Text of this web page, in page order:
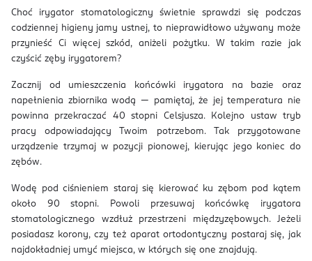
Choć irygator stomatologiczny świetnie sprawdzi się podczas
codziennej higieny jamy ustnej, to nieprawidłowo używany może
przynieść Ci więcej szkód, aniżeli pożytku. W takim razie jak
czyścić zęby irygatorem?
Zacznij od umieszczenia końcówki irygatora na bazie oraz
napełnienia zbiornika wodą — pamiętaj, że jej temperatura nie
powinna przekraczać 40 stopni Celsjusza. Kolejno ustaw tryb
pracy odpowiadający Twoim potrzebom. Tak przygotowane
urządzenie trzymaj w pozycji pionowej, kierując jego koniec do
zębów.
Wodę pod ciśnieniem staraj się kierować ku zębom pod kątem
około 90 stopni. Powoli przesuwaj końcówkę irygatora
stomatologicznego wzdłuż przestrzeni międzyzębowych. Jeżeli
posiadasz korony, czy też aparat ortodontyczny postaraj się, jak
najdokładniej umyć miejsca, w których się one znajdują.